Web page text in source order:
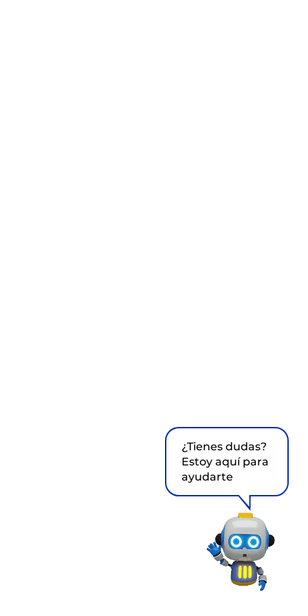
¿Tienes dudas?
Estoy aquí para
ayudarte